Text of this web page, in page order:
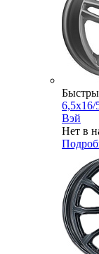
6,5x16/
Вэй
Нет в